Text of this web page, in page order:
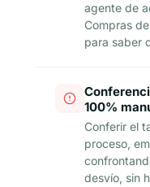
agente de
Compras
para saber
100%
Conferir el
proceso,
desvío, sin